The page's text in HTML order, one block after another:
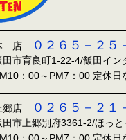
店 ０２６５－２５
田市育良町1-22-4/飯田イン
：00～PM7：00 定休
郷店 ０２６５－２１
田市上郷別府3361-2/ほっ